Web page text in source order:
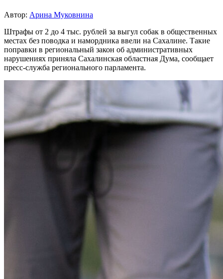
Автор: Арина Муковнина
Штрафы от 2 до 4 тыс. рублей за выгул собак в общественных
местах без поводка и намордника ввели на Сахалине. Такие
поправки в региональный закон об административных
нарушениях приняла Сахалинская областная Дума, сообщает
пресс-служба регионального парламента.